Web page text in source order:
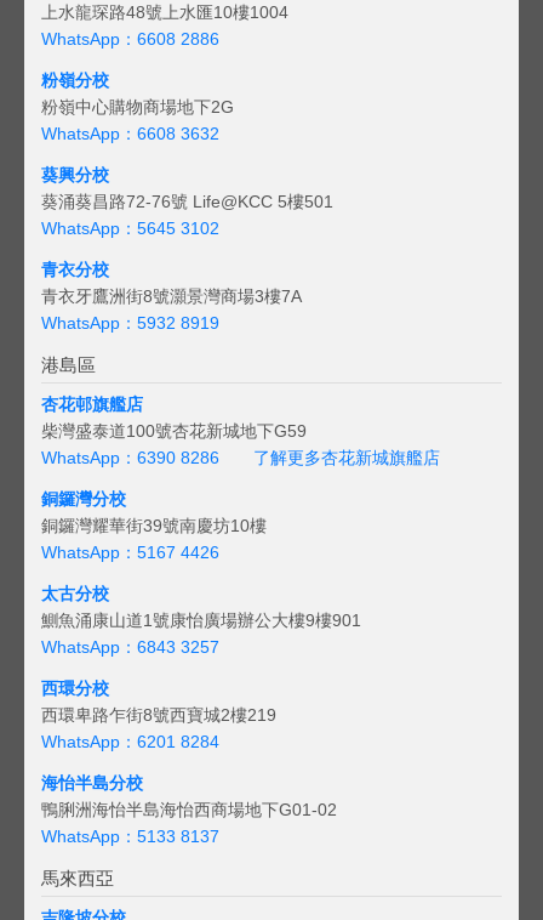
上水龍琛路48號上水匯10樓1004
WhatsApp：6608 2886
粉嶺分校
粉嶺中心購物商場地下2G
WhatsApp：6608 3632
葵興分校
葵涌葵昌路72-76號 Life@KCC 5樓501
WhatsApp：5645 3102
青衣分校
青衣牙鷹洲街8號灝景灣商場3樓7A
WhatsApp：5932 8919
港島區
杏花邨旗艦店
柴灣盛泰道100號杏花新城地下G59
WhatsApp：6390 8286
了解更多杏花新城旗艦店
銅鑼灣分校
銅鑼灣耀華街39號南慶坊10樓
WhatsApp：5167 4426
太古分校
鰂魚涌康山道1號康怡廣場辦公大樓9樓901
WhatsApp：6843 3257
西環分校
西環卑路乍街8號西寶城2樓219
WhatsApp：6201 8284
海怡半島分校
鴨脷洲海怡半島海怡西商場地下G01-02
WhatsApp：5133 8137
馬來西亞